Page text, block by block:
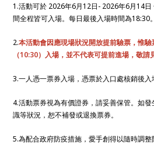
1.活動可於 2026年6月12日- 2026年6月14
間全程皆可入場。每日最後入場時間為18:30。
2.本活動會因應現場狀況開放提前驗票，惟
（10:30）入場，並不代表可提前進場，敬請
3.一人憑一票券入場，憑票於入口處核銷後入
4.活動票券視為有價證券，請妥善保管。如
識等狀況，恕不補發或退換票券。
5.為配合政府防疫措施，愛手創得以隨時調